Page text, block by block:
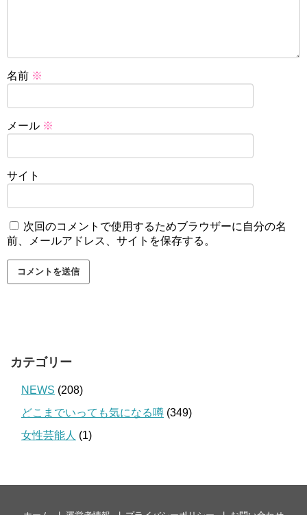
名前 ※
メール ※
サイト
次回のコメントで使用するためブラウザーに自分の名
前、メールアドレス、サイトを保存する。
カテゴリー
NEWS (208)
どこまでいっても気になる噂 (349)
女性芸能人 (1)